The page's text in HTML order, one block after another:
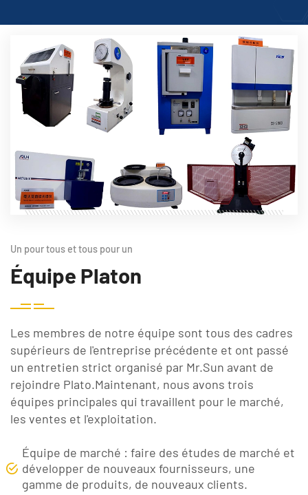
Un pour tous et tous pour un
Équipe Platon
Les membres de notre équipe sont tous des cadres
supérieurs de l'entreprise précédente et ont passé
un entretien strict organisé par Mr.Sun avant de
rejoindre Plato.Maintenant, nous avons trois
équipes principales qui travaillent pour le marché,
les ventes et l'exploitation.
Équipe de marché : faire des études de marché et
développer de nouveaux fournisseurs, une
gamme de produits, de nouveaux clients.